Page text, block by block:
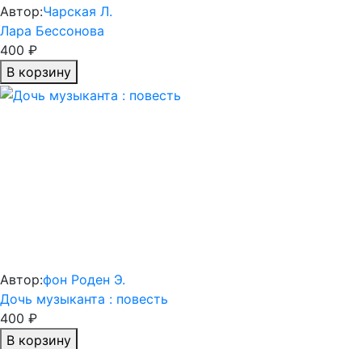
Автор:Чарская Л.
Лара Бессонова
400 ₽
В корзину
Автор:фон Роден Э.
Дочь музыканта : повесть
400 ₽
В корзину